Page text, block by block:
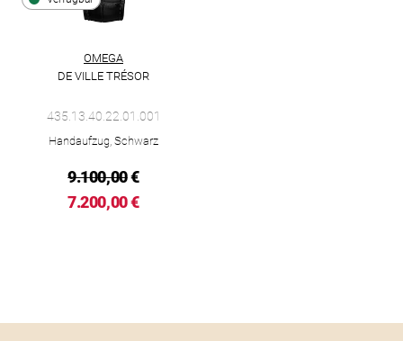
OMEGA
DE VILLE TRÉSOR
435.13.40.22.01.001
Handaufzug, Schwarz
9.100,00€
7.200,00 €